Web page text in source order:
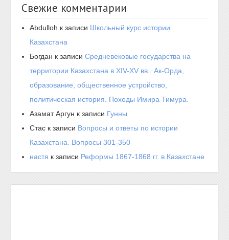
Свежие комментарии
Abdulloh к записи Школьный курс истории
Казахстана
Богдан к записиСредневековые государства на
территории Казахстана в XIV-XV вв.. Ак-Орда,
образование, общественное устройство,
политическая история. Походы Имира Тимура.
Азамат Аргун к записи Гунны
Стас к записи Вопросы и ответы по истории
Казахстана. Вопросы 301-350
настя к записи Реформы 1867-1868 гг. в Казахстане